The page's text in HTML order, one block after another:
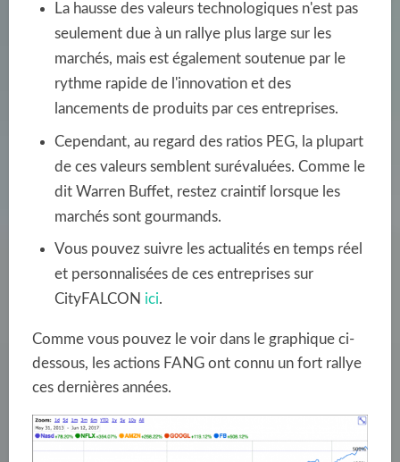
La hausse des valeurs technologiques n'est pas
seulement due à un rallye plus large sur les
marchés, mais est également soutenue par le
rythme rapide de l'innovation et des
lancements de produits par ces entreprises.
Cependant, au regard des ratios PEG, la plupart
de ces valeurs semblent surévaluées. Comme le
dit Warren Buffet, restez craintif lorsque les
marchés sont gourmands.
Vous pouvez suivre les actualités en temps réel
et personnalisées de ces entreprises sur
CityFALCON ici.
Comme vous pouvez le voir dans le graphique ci-
dessous, les actions FANG ont connu un fort rallye
ces dernières années.